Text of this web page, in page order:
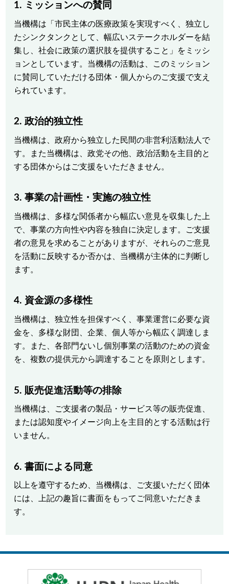
1. ミッションへの賛同
当機構は「市民主体の医療政策を実現すべく、独立し
たシンクタンクとして、幅広いステークホルダーを結
集し、社会に政策の選択肢を提供すること」をミッシ
ョンとしています。当機構の活動は、このミッション
に賛同していただける団体・個人からのご支援で支え
られています。
2. 政治的独立性
当機構は、政府から独立した民間の非営利活動法人で
す。また当機構は、政党その他、政治活動を主目的と
する団体からはご支援をいただきません。
3. 事業の計画性・実施の独立性
当機構は、多様な関係者から幅広い意見を収集した上
で、事業の方向性や内容を独自に決定します。ご支援
者の意見を求めることがありますが、それらのご意見
を活動に反映するか否かは、当機構が主体的に判断し
ます。
4. 資金源の多様性
当機構は、独立性を担保すべく、事業運営に必要な資
金を、多様な財団、企業、個人等から幅広く調達しま
す。また、各部門ないし個別事業の活動のための資金
を、複数の提供元から調達することを原則とします。
5. 販売促進活動等の排除
当機構は、ご支援者の製品・サービス等の販売促進、
または認知度やイメージ向上を主目的とする活動は行
いません。
6. 書面による同意
以上を遵守するため、当機構は、ご支援いただく団体
には、上記の趣旨に書面をもってご同意いただきま
す。